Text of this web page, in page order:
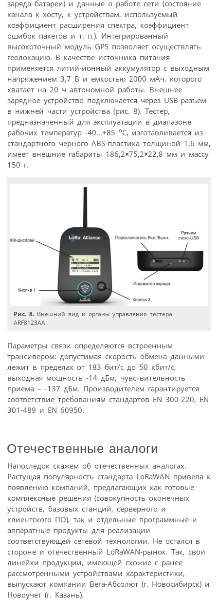
заряда батареи) и данные о работе сети (состояние
канала к хосту, к устройствам, используемый
коэффициент расширения спектра, коэффициент
ошибок пакетов и т. п.). Интегрированный
высокоточный модуль GPS позволяет осуществлять
геолокацию. В качестве источника питания
применяется литий-ионный аккумулятор с выходным
напряжением 3,7 В и емкостью 2000 мАч, которого
хватает на 20 ч автономной работы. Внешнее
зарядное устройство подключается через USB-разъем
в нижней части устройства (рис. 8). Тестер,
предназначенный для эксплуатации в диапазоне
рабочих температур -40…+85 оC, изготавливается из
стандартного черного ABS-пластика толщиной 1,6 мм,
имеет внешние габариты 186,2×75,2×22,8 мм и массу
150 г.
Рис. 8. Внешний вид и органы управления тестера
ARF8123AA
Параметры связи определяются встроенным
трансивером: допустимая скорость обмена данными
лежит в пределах от 183 бит/с до 50 кбит/с,
выходная мощность -14 дБм, чувствительность
приема – -137 дБм. Производителем гарантируется
соответствие требованиям стандартов EN 300-220, EN
301-489 и EN 60950.
Отечественные аналоги
Напоследок скажем об отечественных аналогах.
Растущая популярность стандарта LoRaWAN привела к
появлению компаний, предлагающих как готовые
комплексные решения (совокупность оконечных
устройств, базовых станций, серверного и
клиентского ПО), так и отдельные программные и
аппаратные продукты для реализации
соответствующей сетевой технологии. Не остался в
стороне и отечественный LoRaWAN-рынок. Так, свои
линейки продукции, имеющей схожие с ранее
рассмотренными устройствами характеристики,
выпускают компании Вега-Абсолют (г. Новосибирск) и
Новоучет (г. Казань).